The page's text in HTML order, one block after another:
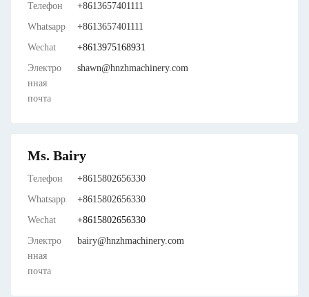
Телефон
+8613657401111
Whatsapp
+8613657401111
Wechat
+8613975168931
Электро
нная
почта
shawn@hnzhmachinery.com
Ms. Bairy
Телефон
+8615802656330
Whatsapp
+8615802656330
Wechat
+8615802656330
Электро
нная
почта
bairy@hnzhmachinery.com